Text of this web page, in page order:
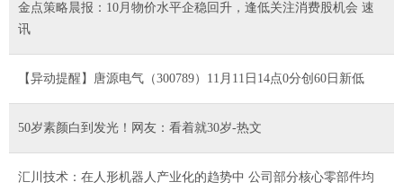
金点策略晨报：10月物价水平企稳回升，逢低关注消费股机会 速
讯
【异动提醒】唐源电气（300789）11月11日14点0分创60日新低
50岁素颜白到发光！网友：看着就30岁-热文
汇川技术：在人形机器人产业化的趋势中 公司部分核心零部件均